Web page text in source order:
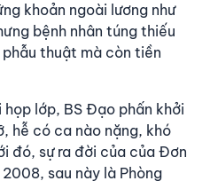
khoản ngoài lương như
bệnh nhân túng thiếu
thuật mà còn tiền
lớp, BS Đạo phấn khởi
hễ có ca nào nặng, khó
đó, sự ra đời của của Đơn
sau này là Phòng